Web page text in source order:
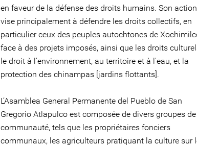
en faveur de la défense des droits humains. Son action
vise principalement à défendre les droits collectifs, en
particulier ceux des peuples autochtones de
face à des projets imposés, ainsi que les droits
le droit à l'environnement, au territoire et à l'eau, et la
protection des chinampas [jardins flottants].
L’Asamblea General Permanente del Pueblo de San
Gregorio Atlapulco est composée de divers groupes
communauté, tels que les propriétaires fonciers
communaux, les agriculteurs pratiquant la culture sur